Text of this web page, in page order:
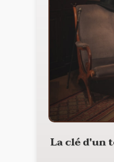
La clé d'un